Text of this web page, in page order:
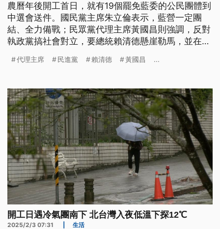
農曆年後開工首日，就有19個罷免藍委的公民團體到
中選會送件。國民黨主席朱立倫表示，藍營一定團
結、全力備戰；民眾黨代理主席黃國昌則強調，反對
執政黨搞社會對立，要總統賴清德懸崖勒馬，並在綠
席先專心自己的黨務。
代理主席 民進黨 賴清德 黃國昌 ...
開工日遇冷氣團南下 北台灣入夜低溫下探12℃
2025/2/3 07:31 生活